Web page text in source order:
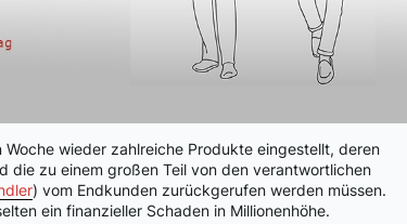
wieder zahlreiche Produkte eingestellt, deren
die zu einem großen Teil von den verantwortlichen
) vom Endkunden zurückgerufen werden müssen.
ein finanzieller Schaden in Millionenhöhe.